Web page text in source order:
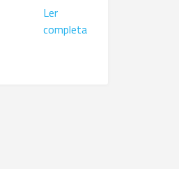
Ler
completa